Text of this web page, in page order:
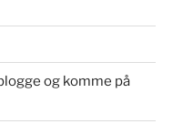
og komme på